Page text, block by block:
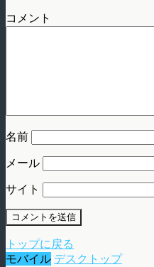
コメント
名前
メール
サイト
トップに戻る
モバイル デスクトップ